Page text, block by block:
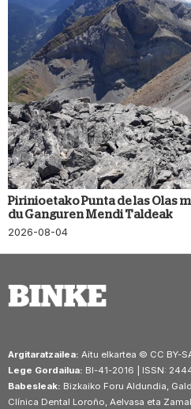
Pirinioetako Punta de las Olas
du Ganguren Mendi Taldeak
2026-08-04
Argitaratzailea: Aitu elkartea © CC BY-
Lege Gordailua: BI-41-2016 | ISSN:
Babesleak: Bizkaiko Foru Aldundia,
Clínica Dental Loroño, Aelvasa eta